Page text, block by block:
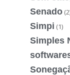
Senado
Simpi (1)
Simples